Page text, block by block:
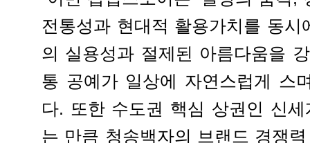
전통성과 현대적 활용가치를 동
의 실용성과 절제된 아름다움을
통 공예가 일상에 자연스럽게 스
다. 또한 수도권 핵심 상권인 신
는 만큼 청송백자의 브랜드 경쟁